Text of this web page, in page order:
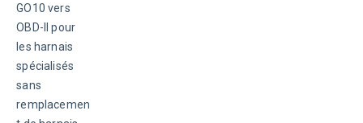
GO10 vers
OBD-II pour
les harnais
spécialisés
sans
remplacemen